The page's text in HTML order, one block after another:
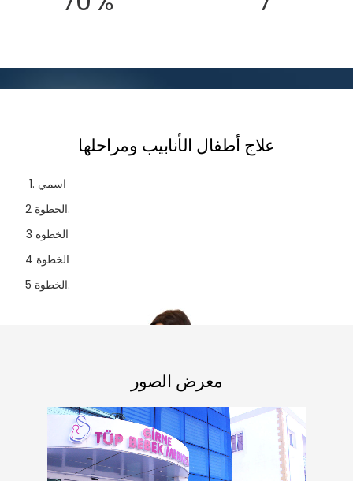
علاج أطفال الأنابيب ومراحلها
1. اسمي
الخطوة 2.
الخطوه 3
الخطوة 4
الخطوة 5.
معرض الصور